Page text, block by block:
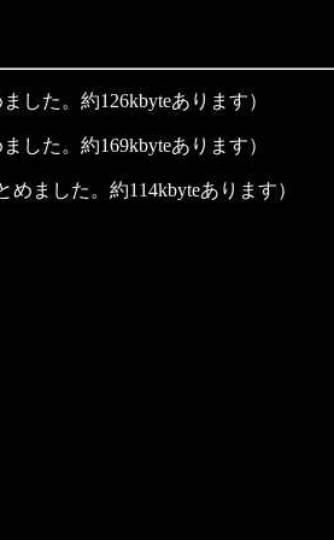
した。約126kbyteあります）
した。約169kbyteあります）
めました。約114kbyteあります）